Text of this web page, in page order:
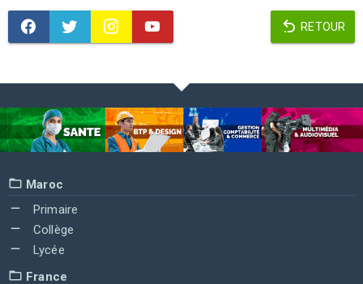
RETOUR
Maroc
Primaire
Collège
Lycée
France